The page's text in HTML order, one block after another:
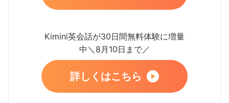
Kimini英会話が30日間無料体験に増量
中＼8月10日まで／
詳しくはこちら